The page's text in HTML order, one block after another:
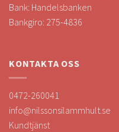
Bank: Handelsbanken
Bankgiro: 275-4836
KONTAKTA OSS
0472-260041
info@nilssonsilammhult.se
Kundtjänst